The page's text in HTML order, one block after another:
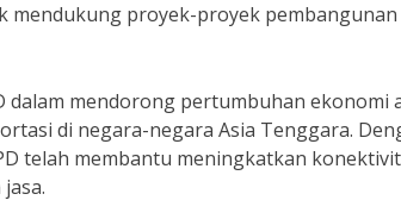
mendukung proyek-proyek
dalam mendorong pertumbuhan ekonomi
di negara-negara Asia Tenggara.
telah membantu meningkatkan